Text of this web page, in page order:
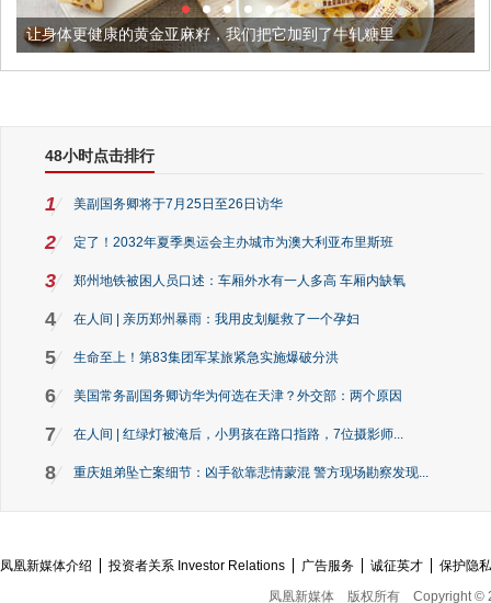
金亚麻籽，我们把它加到了牛轧糖里 被列入佛家七宝的
48小时点击排行
1 美副国务卿将于7月25日至26日访华
2 定了！2032年夏季奥运会主办城市为澳大利亚布里斯班
3 郑州地铁被困人员口述：车厢外水有一人多高 车厢内缺氧
4 在人间 | 亲历郑州暴雨：我用皮划艇救了一个孕妇
5 生命至上！第83集团军某旅紧急实施爆破分洪
6 美国常务副国务卿访华为何选在天津？外交部：两个原因
7 在人间 | 红绿灯被淹后，小男孩在路口指路，7位摄影师...
8 重庆姐弟坠亡案细节：凶手欲靠悲情蒙混 警方现场勘察发现...
凤凰新媒体介绍 投资者关系 Investor Relations 广告服务 诚征英才
保护隐
凤凰新媒体
版权所有 Copyright ©